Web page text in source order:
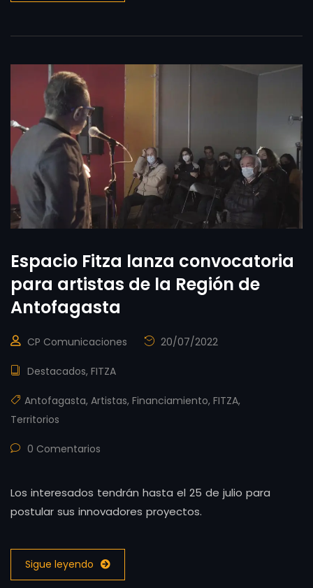
Espacio Fitza lanza convocatoria
para artistas de la Región de
Antofagasta
CP Comunicaciones 20/07/2022
Destacados, FITZA
Antofagasta, Artistas, Financiamiento, FITZA,
Territorios
0 Comentarios
Los interesados tendrán hasta el 25 de julio para
postular sus innovadores proyectos.
Sigue leyendo